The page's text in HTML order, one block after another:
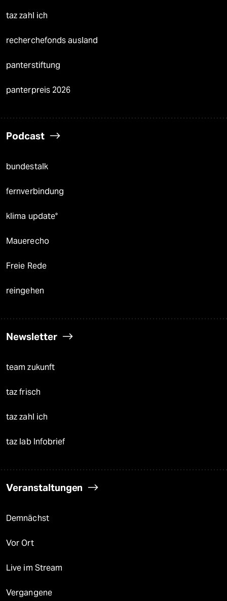
taz zahl ich
recherchefonds ausland
panterstiftung
panterpreis 2026
Podcast
bundestalk
fernverbindung
klima update°
Mauerecho
Freie Rede
reingehen
Newsletter
team zukunft
taz frisch
taz zahl ich
taz lab Infobrief
Veranstaltungen
Demnächst
Vor Ort
Live im Stream
Vergangene